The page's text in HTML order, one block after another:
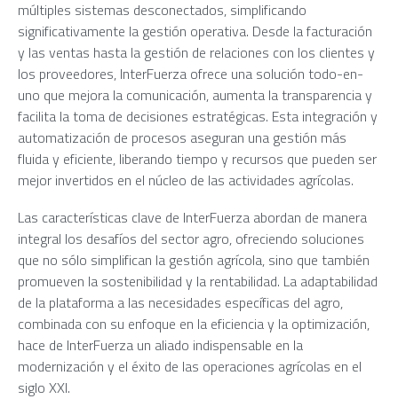
múltiples sistemas desconectados, simplificando
significativamente la gestión operativa. Desde la facturación
y las ventas hasta la gestión de relaciones con los clientes y
los proveedores, InterFuerza ofrece una solución todo-en-
uno que mejora la comunicación, aumenta la transparencia y
facilita la toma de decisiones estratégicas. Esta integración y
automatización de procesos aseguran una gestión más
fluida y eficiente, liberando tiempo y recursos que pueden ser
mejor invertidos en el núcleo de las actividades agrícolas.
Las características clave de InterFuerza abordan de manera
integral los desafíos del sector agro, ofreciendo soluciones
que no sólo simplifican la gestión agrícola, sino que también
promueven la sostenibilidad y la rentabilidad. La adaptabilidad
de la plataforma a las necesidades específicas del agro,
combinada con su enfoque en la eficiencia y la optimización,
hace de InterFuerza un aliado indispensable en la
modernización y el éxito de las operaciones agrícolas en el
siglo XXI.